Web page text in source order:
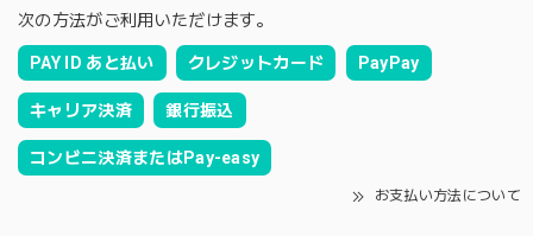
次の方法がご利用いただけます。
PAY ID あと払い クレジットカード PayPay
キャリア決済 銀行振込
コンビニ決済またはPay-easy
お支払い方法について